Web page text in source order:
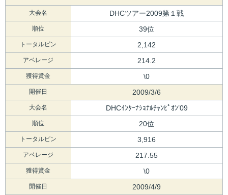
大会名 DHCツアー2009第１戦
順位 39位
トータルピン 2,142
アベレージ 214.2
獲得賞金 \0
開催日 2009/3/6
大会名 DHCｲﾝﾀｰﾅｼｮﾅﾙﾁｬﾝﾋﾟｵﾝ’09
順位 20位
トータルピン 3,916
アベレージ 217.55
獲得賞金 \0
開催日 2009/4/9